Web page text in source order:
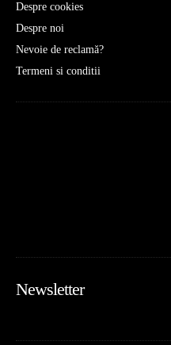
Despre cookies
Despre noi
Nevoie de reclamă?
Termeni si conditii
Newsletter